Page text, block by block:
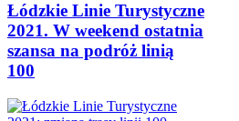
Łódzkie Linie Turystyczne
2021. W weekend ostatnia
szansa na podróż linią
100